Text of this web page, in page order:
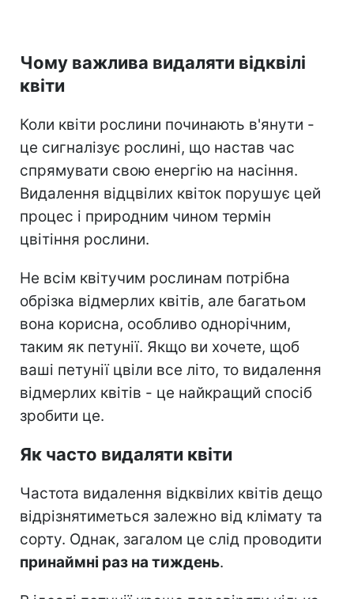
Чому важлива видаляти відквілі
квіти
Коли квіти рослини починають в'янути -
це сигналізує рослині, що настав час
спрямувати свою енергію на насіння.
Видалення відцвілих квіток порушує цей
процес і природним чином термін
цвітіння рослини.
Не всім квітучим рослинам потрібна
обрізка відмерлих квітів, але багатьом
вона корисна, особливо однорічним,
таким як петунії. Якщо ви хочете, щоб
ваші петунії цвіли все літо, то видалення
відмерлих квітів - це найкращий спосіб
зробити це.
Як часто видаляти квіти
Частота видалення відквілих квітів дещо
відрізнятиметься залежно від клімату та
сорту. Однак, загалом це слід проводити
принаймні раз на тиждень.